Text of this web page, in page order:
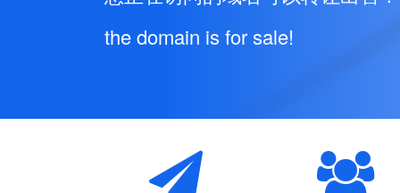
the domain is for sale!